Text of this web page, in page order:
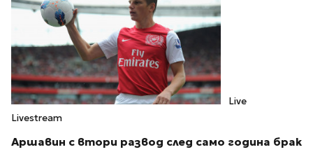
Live
Livestream
Аршавин с втори развод след само година брак